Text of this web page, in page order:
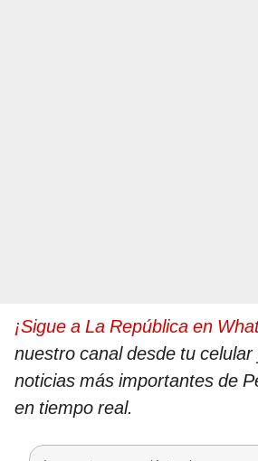
¡Sigue a La República en
nuestro canal desde tu celular
noticias más importantes de
en tiempo real.